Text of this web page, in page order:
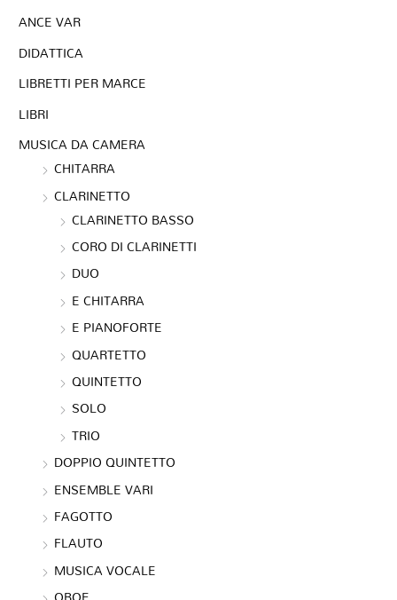
ANCE VAR
DIDATTICA
LIBRETTI PER MARCE
LIBRI
MUSICA DA CAMERA
CHITARRA
CLARINETTO
CLARINETTO BASSO
CORO DI CLARINETTI
DUO
E CHITARRA
E PIANOFORTE
QUARTETTO
QUINTETTO
SOLO
TRIO
DOPPIO QUINTETTO
ENSEMBLE VARI
FAGOTTO
FLAUTO
MUSICA VOCALE